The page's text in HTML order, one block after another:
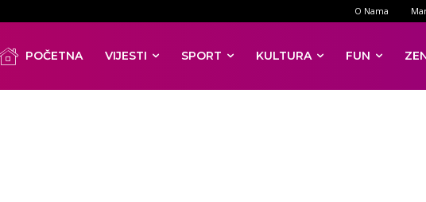
O Nama
POČETNA VIJESTI SPORT KULTURA FUN